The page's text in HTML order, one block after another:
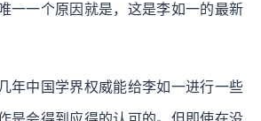
一一个原因就是，这是李如一的最新
年中国学界权威能给李如一进行一些